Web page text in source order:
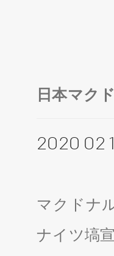
日本マク
2020 02
マクドナ
ナイツ塙